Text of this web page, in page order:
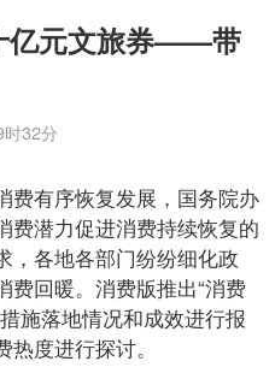
亿元文旅券——带
32分
有序恢复发展，国务院办
费潜力促进消费持续恢复的
，各地各部门纷纷细化政
费回暖。消费版推出“消费
施落地情况和成效进行报
度进行探讨。